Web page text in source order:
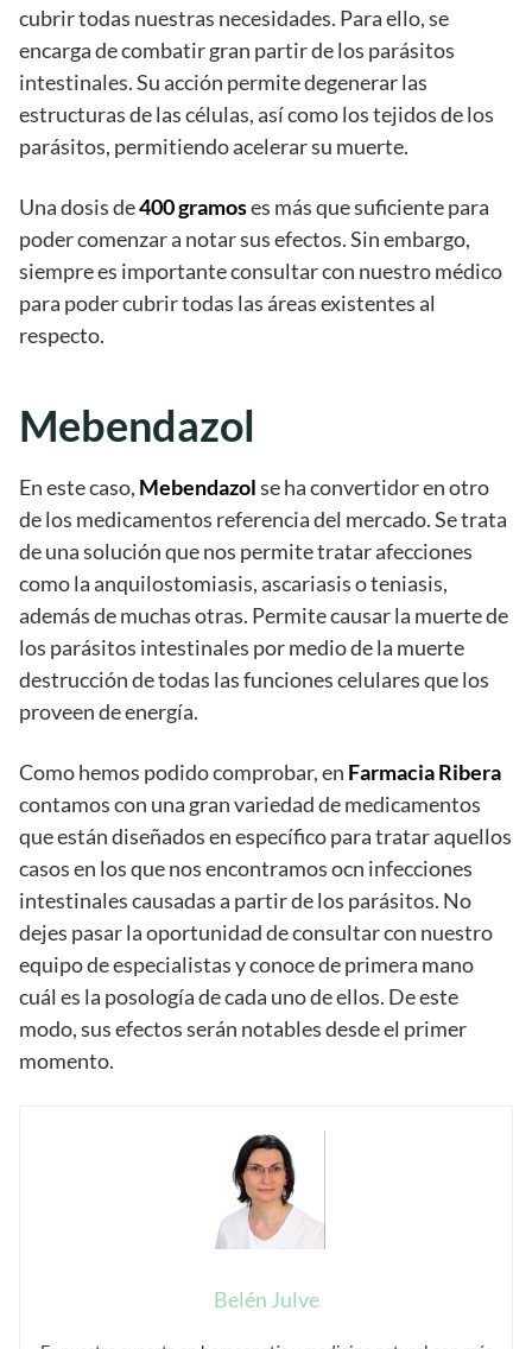
cubrir todas nuestras necesidades. Para ello, se
encarga de combatir gran partir de los parásitos
intestinales. Su acción permite degenerar las
estructuras de las células, así como los tejidos de los
parásitos, permitiendo acelerar su muerte.
Una dosis de400 gramoses más que suficiente para
poder comenzar a notar sus efectos. Sin embargo,
siempre es importante consultar con nuestro médico
para poder cubrir todas las áreas existentes al
respecto.
Mebendazol
En este caso, Mebendazolse ha convertidor en otro
de los medicamentos referencia del mercado. Se trata
de una solución que nos permite tratar afecciones
como la anquilostomiasis, ascariasis o teniasis,
además de muchas otras. Permite causar la muerte de
los parásitos intestinales por medio de la muerte
destrucción de todas las funciones celulares que los
proveen de energía.
Como hemos podido comprobar, en Farmacia Ribera
contamos con una gran variedad de medicamentos
que están diseñados en específico para tratar aquellos
casos en los que nos encontramos ocn infecciones
intestinales causadas a partir de los parásitos. No
dejes pasar la oportunidad de consultar con nuestro
equipo de especialistas y conoce de primera mano
cuál es la posología de cada uno de ellos. De este
modo, sus efectos serán notables desde el primer
momento.
Belén Julve